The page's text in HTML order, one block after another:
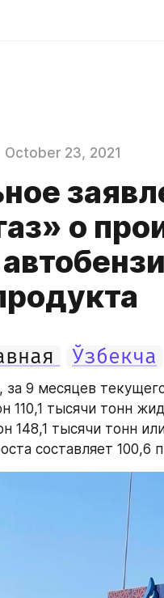
October 23, 2021
о
Ўзбекча
за 9 месяцев
110,1 тысячи тонн
148,1 тысячи тонн
составляет 100,6